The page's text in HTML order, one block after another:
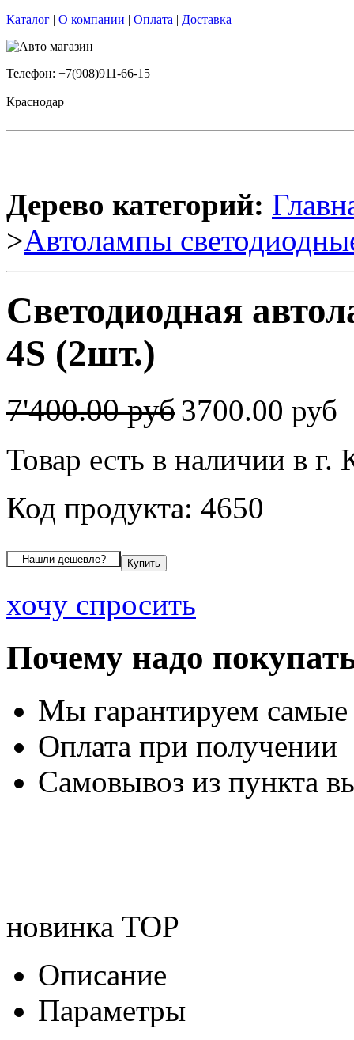
Каталог | О компании | Оплата | Доставка
Телефон: +7(908)911-66-15
Краснодар
Дерево категорий:
>Автолампы
Светодиодная
4S (2шт.)
7'400.00 руб3700.00 руб
Товар есть в наличии в г.
Код продукта: 4650
хочу спросить
Почему надо
Мы гарантируем
Оплата при получении
Самовывоз из пункта
новинка TOP
Описание
Параметры